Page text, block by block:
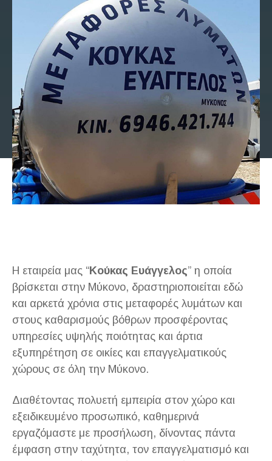
Η εταιρεία μας “Κούκας Ευάγγελος” η οποία
βρίσκεται στην Μύκονο, δραστηριοποιείται εδώ
και αρκετά χρόνια στις μεταφορές λυμάτων και
στους καθαρισμούς βόθρων προσφέροντας
υπηρεσίες υψηλής ποιότητας και άρτια
εξυπηρέτηση σε οικίες και επαγγελματικούς
χώρους σε όλη την Μύκονο.
Διαθέτοντας πολυετή εμπειρία στον χώρο και
εξειδικευμένο προσωπικό, καθημερινά
εργαζόμαστε με προσήλωση, δίνοντας πάντα
έμφαση στην ταχύτητα, τον επαγγελματισμό και